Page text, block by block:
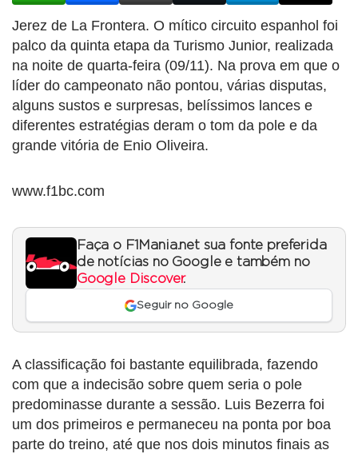
Jerez de La Frontera. O mítico circuito espanhol foi
palco da quinta etapa da Turismo Junior, realizada
na noite de quarta-feira (09/11). Na prova em que o
líder do campeonato não pontou, várias disputas,
alguns sustos e surpresas, belíssimos lances e
diferentes estratégias deram o tom da pole e da
grande vitória de Enio Oliveira.
www.f1bc.com
Faça o F1Mania.net sua fonte preferida
de notícias no Google e também no
Google Discover.
Seguir no Google
A classificação foi bastante equilibrada, fazendo
com que a indecisão sobre quem seria o pole
predominasse durante a sessão. Luis Bezerra foi
um dos primeiros e permaneceu na ponta por boa
parte do treino, até que nos dois minutos finais as